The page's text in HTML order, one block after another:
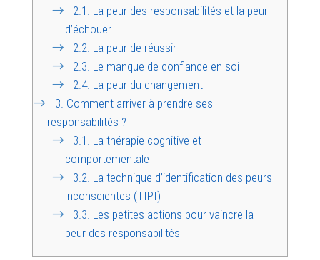
2.1. La peur des responsabilités et la peur
d’échouer
2.2. La peur de réussir
2.3. Le manque de confiance en soi
2.4. La peur du changement
3. Comment arriver à prendre ses
responsabilités ?
3.1. La thérapie cognitive et
comportementale
3.2. La technique d’identification des peurs
inconscientes (TIPI)
3.3. Les petites actions pour vaincre la
peur des responsabilités